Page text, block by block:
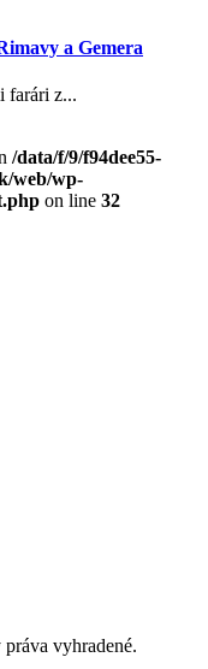
a Gemera
farári z...
/data/f/9/f94dee55-
web/wp-
on line 32
vyhradené.